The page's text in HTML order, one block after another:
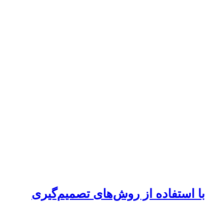
کشف بی‌هنجاری‌های میدان ثقل مرتبط با وقوع زلزله‌های بزرگ در داده‌های ماهواره‌ای GRACE با استفاده از روش‌های تصمیم‌گیری